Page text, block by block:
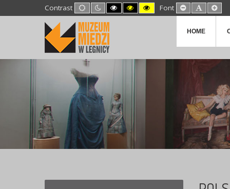
Contrast Default
mode
Night
mode
High
Contrast
High
Contrast
High
Contrast
Font Set
Smaller
Set
Default
Set
HOME